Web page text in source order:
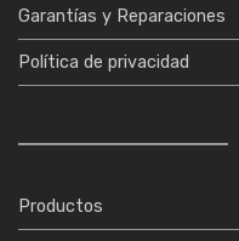
Garantías y Reparaciones
Política de privacidad
Productos